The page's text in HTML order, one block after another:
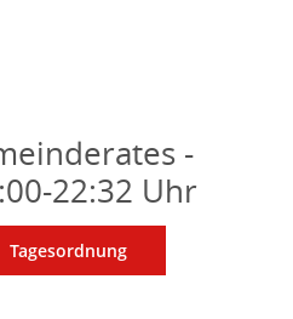
-
22:32 Uhr
Tagesordnung